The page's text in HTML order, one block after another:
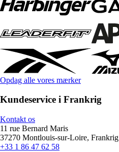
Opdag alle vores mærker
Kundeservice i Frankrig
Kontakt os
11 rue Bernard Maris
37270 Montlouis-sur-Loire, Frankrig
+33 1 86 47 62 58